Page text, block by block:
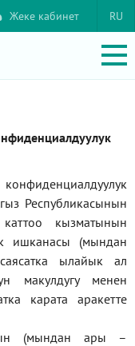
RU
Жеке кабинет
Республикасынын
кызматынын
ишканасы (мындан
ылайык ал
макулдугу менен
карата аракетте
(мындан ары –